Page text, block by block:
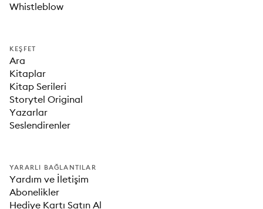
Whistleblow
KEŞFET
Ara
Kitaplar
Kitap Serileri
Storytel Original
Yazarlar
Seslendirenler
YARARLI BAĞLANTILAR
Yardım ve İletişim
Abonelikler
Hediye Kartı Satın Al